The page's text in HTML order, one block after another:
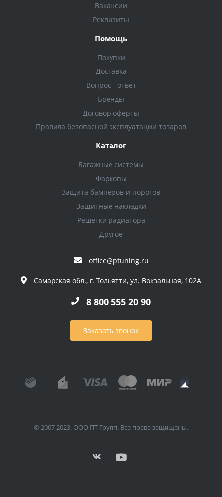
Вакансии
Реквизиты
Помощь
Покупки
Доставка
Вопрос - ответ
Бренды
Договор оферты
Правила безопасной эксплуатации товаров
Каталог
Багажные системы
Фаркопы
Защита бамперов и порогов
Защитные накладки
Решетки радиатора
Другое
office@ptuning.ru
Самарская обл., г. Тольятти, ул. Вокзальная, 102А
8 800 555 20 90
Заказать звонок
© 2007-2023. ООО ПТ Групп. Все права защищены.